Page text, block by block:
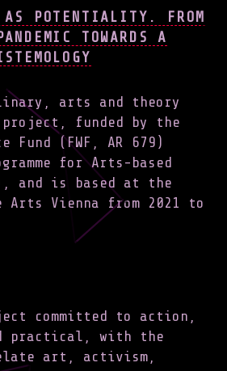
POTENTIALITY. FROM
TOWARDS A
arts and theory
project, funded by the
Fund (FWF, AR 679)
for Arts-based
and is based at the
Arts Vienna from 2021 to
committed to action,
practical, with the
art, activism,